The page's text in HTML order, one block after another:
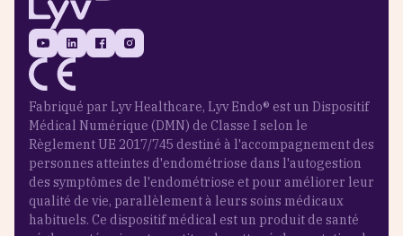
Fabriqué par Lyv Healthcare, Lyv Endo® est un Dispositif
Médical Numérique (DMN) de Classe I selon le
Règlement UE 2017/745 destiné à l'accompagnement des
personnes atteintes d'endométriose dans l'autogestion
des symptômes de l'endométriose et pour améliorer leur
qualité de vie, parallèlement à leurs soins médicaux
habituels. Ce dispositif médical est un produit de santé